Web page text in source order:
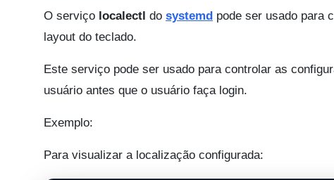
O serviço localectl do systemd pode ser usado para
layout do teclado.
Este serviço pode ser usado para controlar as
usuário antes que o usuário faça login.
Exemplo:
Para visualizar a localização configurada: